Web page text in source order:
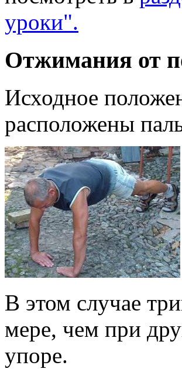
уроки".
Отжимания от
Исходное
расположены
В этом случае
мере, чем при
упоре.